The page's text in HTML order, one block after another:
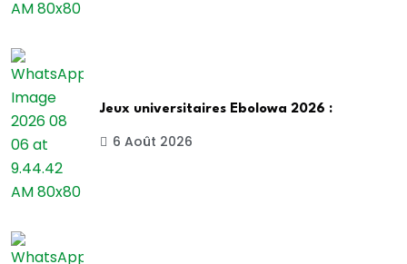
Jeux universitaires Ebolowa 2026 :
6 Août 2026